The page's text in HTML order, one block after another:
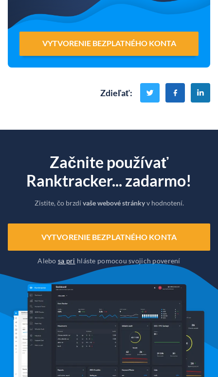
VYTVORENIE BEZPLATNÉHO KONTA
Zdieľať:
Začnite používať
Ranktracker... zadarmo!
Zistite, čo brzdívaše webové stránkyv hodnotení.
VYTVORENIE BEZPLATNÉHO KONTA
Alebosa pri hláste pomocou svojich poverení